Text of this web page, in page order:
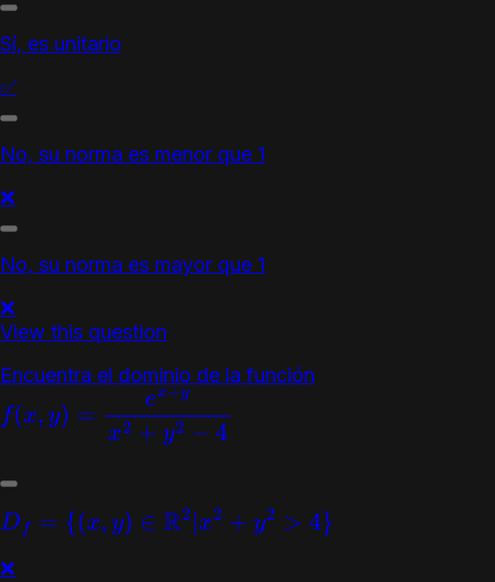
Sí, es unitario
✅
No, su norma es menor que 1
❌
No, su norma es mayor que 1
❌
View this question
Encuentra el dominio de la función
f(x ,y) =ex +yx2+y2−4
Df ={(x,y) ∈ R2|x 2+ y2 >4}
❌